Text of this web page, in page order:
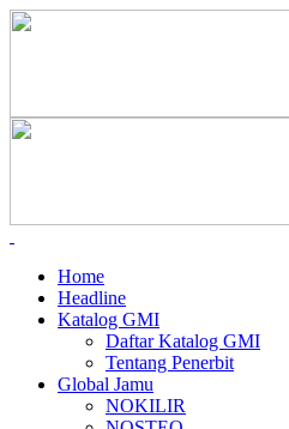
Home
Headline
Katalog GMI
Daftar Katalog GMI
Tentang Penerbit
Global Jamu
NOKILIR